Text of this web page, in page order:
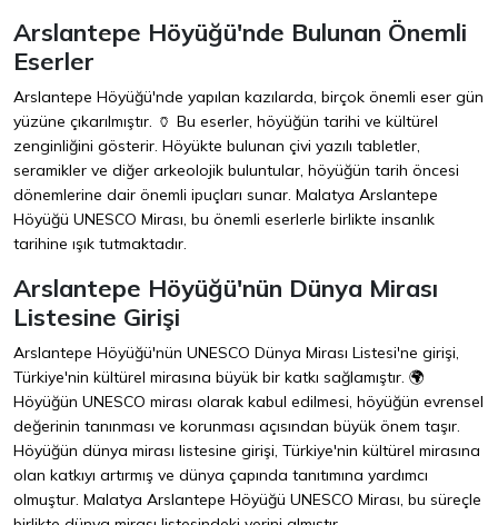
Arslantepe Höyüğü'nde Bulunan Önemli
Eserler
Arslantepe Höyüğü'nde yapılan kazılarda, birçok önemli eser gün
yüzüne çıkarılmıştır. 🏺 Bu eserler, höyüğün tarihi ve kültürel
zenginliğini gösterir. Höyükte bulunan çivi yazılı tabletler,
seramikler ve diğer arkeolojik buluntular, höyüğün tarih öncesi
dönemlerine dair önemli ipuçları sunar. Malatya Arslantepe
Höyüğü UNESCO Mirası, bu önemli eserlerle birlikte insanlık
tarihine ışık tutmaktadır.
Arslantepe Höyüğü'nün Dünya Mirası
Listesine Girişi
Arslantepe Höyüğü'nün UNESCO Dünya Mirası Listesi'ne girişi,
Türkiye'nin kültürel mirasına büyük bir katkı sağlamıştır. 🌍
Höyüğün UNESCO mirası olarak kabul edilmesi, höyüğün evrensel
değerinin tanınması ve korunması açısından büyük önem taşır.
Höyüğün dünya mirası listesine girişi, Türkiye'nin kültürel mirasına
olan katkıyı artırmış ve dünya çapında tanıtımına yardımcı
olmuştur. Malatya Arslantepe Höyüğü UNESCO Mirası, bu süreçle